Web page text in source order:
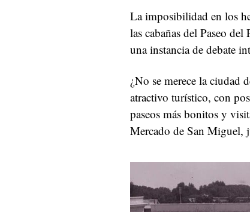
La imposibilidad en los
las cabañas del Paseo
una instancia de debate
¿No se merece la ciudad
atractivo turístico, con
paseos más bonitos y
Mercado de San Miguel,